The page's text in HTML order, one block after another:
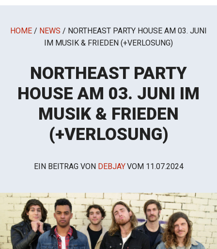
HOME / NEWS / NORTHEAST PARTY HOUSE AM 03. JUNI
IM MUSIK & FRIEDEN (+VERLOSUNG)
NORTHEAST PARTY
HOUSE AM 03. JUNI IM
MUSIK & FRIEDEN
(+VERLOSUNG)
EIN BEITRAG VON DEBJAYVOM 11.07.2024